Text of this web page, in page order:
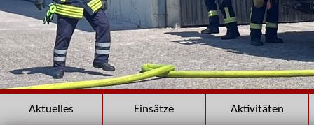
NavigationAktuelles Einsätze Aktivitäten